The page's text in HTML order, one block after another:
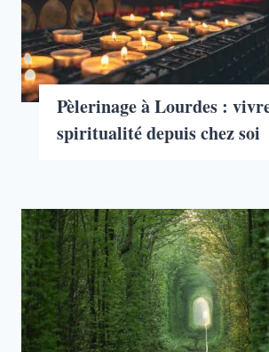
Pèlerinage à Lourdes :
spiritualité depuis chez soi